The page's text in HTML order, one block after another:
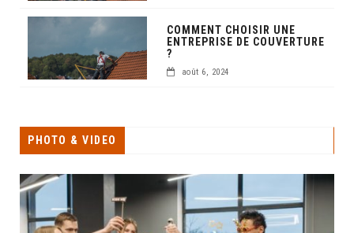
COMMENT CHOISIR UNE
ENTREPRISE DE COUVERTURE
?
août 6, 2024
PHOTO & VIDEO